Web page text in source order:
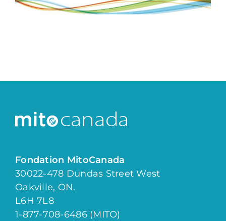
Fondation MitoCanada
30022-478 Dundas Street West
Oakville, ON.
L6H 7L8
1-877-708-6486 (MITO)